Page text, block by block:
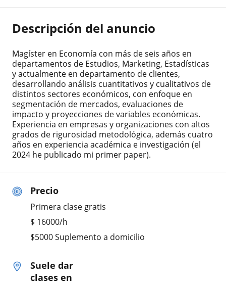
Precio
Primera clase gratis
$ 16000/h
$5000 Suplemento a domicilio
Suele dar
clases en
Descripción del anuncio
Magíster en Economía con más de seis años en
departamentos de Estudios, Marketing, Estadísticas
y actualmente en departamento de clientes,
desarrollando análisis cuantitativos y cualitativos de
distintos sectores económicos, con enfoque en
segmentación de mercados, evaluaciones de
impacto y proyecciones de variables económicas.
Experiencia en empresas y organizaciones con altos
grados de rigurosidad metodológica, además cuatro
años en experiencia académica e investigación (el
2024 he publicado mi primer paper).